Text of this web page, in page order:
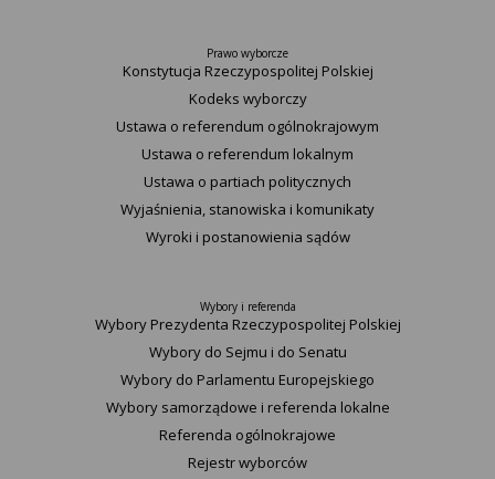
Prawo wyborcze
Konstytucja Rzeczypospolitej Polskiej​
Kodeks wyborczy
Ustawa o referendum ogólnokrajowym
Ustawa o referendum lokalnym
Ustawa o partiach politycznych
Wyjaśnienia, stanowiska i komunikaty
Wyroki i postanowienia sądów
Wybory i referenda
Wybory Prezydenta Rzeczypospolitej Polskiej
Wybory do Sejmu i do Senatu
Wybory do Parlamentu Europejskiego
Wybory samorządowe i referenda lokalne
Referenda ogólnokrajowe
Rejestr wyborców